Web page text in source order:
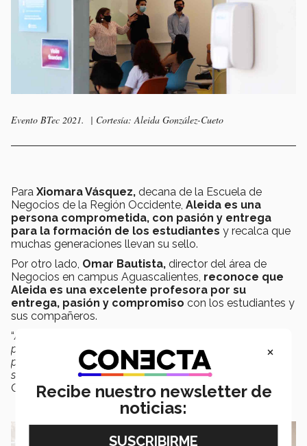
Evento BTec 2021. | Cortesía: Aleida González-Cueto
Para Xiomara Vásquez, decana de la Escuela de
Negocios de la Región Occidente, Aleida es una
persona comprometida, con pasión y entrega
para la formación de los estudiantes y recalca que
muchas generaciones llevan su sello.
Por otro lado, Omar Bautista, director del área de
Negocios en campus Aguascalientes, reconoce que
Aleida es una excelente profesora por su
entrega, pasión y compromiso con los estudiantes y
sus compañeros.
“Además de ser una eminencia en finanzas, es una
profesora entregada y apasionada, siempre tiene tiempo
para asesorar no solo a sus estudiantes, sino también a
sus compañeros de disciplina”, puntualizó el director
Omar.
×
Recibe nuestro newsletter de
noticias: